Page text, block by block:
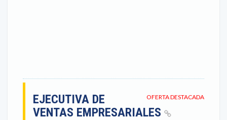
OFERTA DESTACADA
EJECUTIVA DE
VENTAS EMPRESARIALES